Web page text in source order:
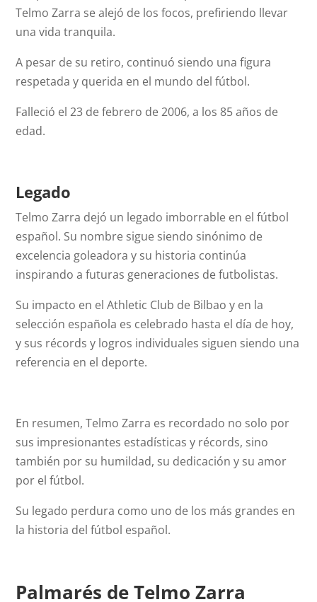
Telmo Zarra se alejó de los focos, prefiriendo llevar
una vida tranquila.
A pesar de su retiro, continuó siendo una figura
respetada y querida en el mundo del fútbol.
Falleció el 23 de febrero de 2006, a los 85 años de
edad.
Legado
Telmo Zarra dejó un legado imborrable en el fútbol
español. Su nombre sigue siendo sinónimo de
excelencia goleadora y su historia continúa
inspirando a futuras generaciones de futbolistas.
Su impacto en el Athletic Club de Bilbao y en la
selección española es celebrado hasta el día de hoy,
y sus récords y logros individuales siguen siendo una
referencia en el deporte.
En resumen, Telmo Zarra es recordado no solo por
sus impresionantes estadísticas y récords, sino
también por su humildad, su dedicación y su amor
por el fútbol.
Su legado perdura como uno de los más grandes en
la historia del fútbol español.
Palmarés de Telmo Zarra